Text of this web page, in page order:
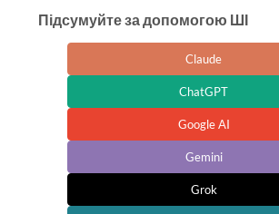
Підсумуйте за допомогою ШІ
Claude
ChatGPT
Google AI
Gemini
Grok